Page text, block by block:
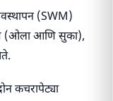
(SWM)
(ओला आणि सुका),
कचरापेट्या